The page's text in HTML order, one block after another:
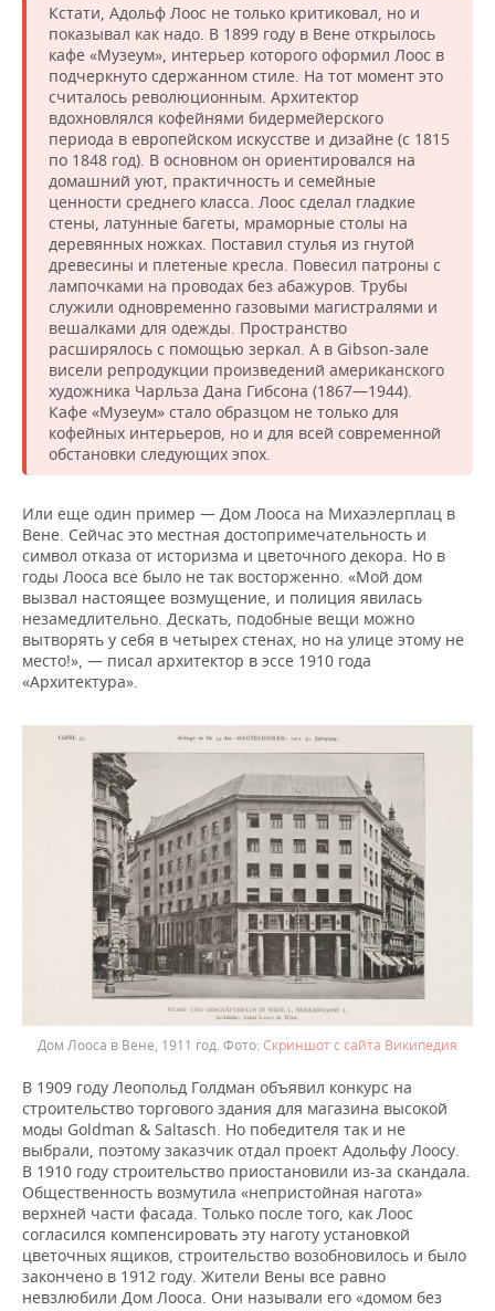
Кстати, Адольф Лоос не только критиковал, но и
показывал как надо. В 1899 году в Вене открылось
кафе «Музеум», интерьер которого оформил Лоос в
подчеркнуто сдержанном стиле. На тот момент это
считалось революционным. Архитектор
вдохновлялся кофейнями бидермейерского
периода в европейском искусстве и дизайне (с 1815
по 1848 год). В основном он ориентировался на
домашний уют, практичность и семейные
ценности среднего класса. Лоос сделал гладкие
стены, латунные багеты, мраморные столы на
деревянных ножках. Поставил стулья из гнутой
древесины и плетеные кресла. Повесил патроны с
лампочками на проводах без абажуров. Трубы
служили одновременно газовыми магистралями и
вешалками для одежды. Пространство
расширялось с помощью зеркал. А в Gibson-зале
висели репродукции произведений американского
художника Чарльза Дана Гибсона (1867—1944).
Кафе «Музеум» стало образцом не только для
кофейных интерьеров, но и для всей современной
обстановки следующих эпох.
Или еще один пример — Дом Лооса на Михаэлерплац в
Вене. Сейчас это местная достопримечательность и
символ отказа от историзма и цветочного декора. Но в
годы Лооса все было не так восторженно. «Мой дом
вызвал настоящее возмущение, и полиция явилась
незамедлительно. Дескать, подобные вещи можно
вытворять у себя в четырех стенах, но на улице этому не
место!», — писал архитектор в эссе 1910 года
«Архитектура».
Дом Лооса в Вене, 1911 год. Скриншот с сайта Википедия
В 1909 году Леопольд Голдман объявил конкурс на
строительство торгового здания для магазина высокой
моды Goldman & Saltasch. Но победителя так и не
выбрали, поэтому заказчик отдал проект Адольфу Лоосу.
В 1910 году строительство приостановили из-за скандала.
Общественность возмутила «непристойная нагота»
верхней части фасада. Только после того, как Лоос
согласился компенсировать эту наготу установкой
цветочных ящиков, строительство возобновилось и было
закончено в 1912 году. Жители Вены все равно
невзлюбили Дом Лооса. Они называли его «домом без